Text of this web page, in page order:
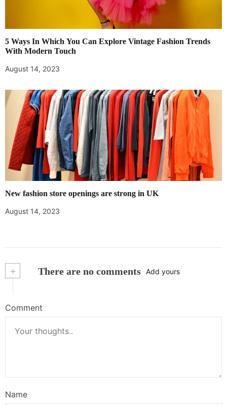
5 Ways In Which You Can Explore Vintage Fashion Trends
With Modern Touch
August 14, 2023
New fashion store openings are strong in UK
August 14, 2023
+ There are no comments Add yours
Comment
Name